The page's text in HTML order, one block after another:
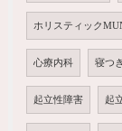
ホリスティック
心療内科 寝つ
起立性障害 起